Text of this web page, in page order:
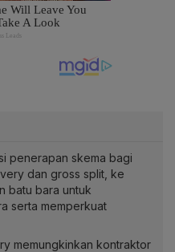
penerapan skema bagi
dan gross split, ke
batu bara untuk
serta memperkuat
memungkinkan kontraktor